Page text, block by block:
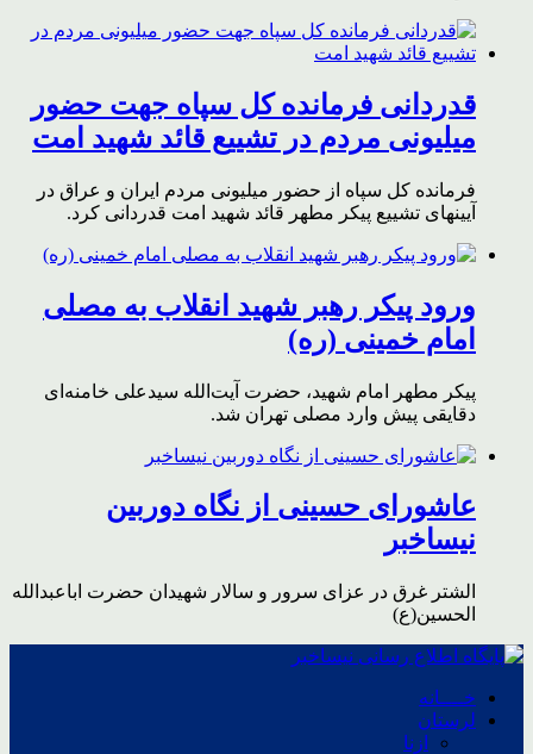
قدردانی فرمانده کل سپاه جهت حضور
میلیونی مردم در تشییع قائد شهید امت
فرمانده کل سپاه از حضور میلیونی مردم ایران و عراق در
آیینهای تشییع پیکر مطهر قائد شهید امت قدردانی کرد.
ورود پیکر رهبر شهید انقلاب به مصلی
امام خمینی (ره)
پیکر مطهر امام شهید،‌ حضرت آیت‌الله سیدعلی خامنه‌ای
دقایقی پیش وارد مصلی تهران شد.
عاشورای حسینی از نگاه دوربین
نیساخبر
الشتر غرق در عزای سرور و سالار شهیدان حضرت اباعبدالله
الحسین(ع)
خــــانه
لرستان
ازنا